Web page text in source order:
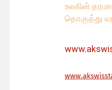
உலகின்
தொகுத்து
ww